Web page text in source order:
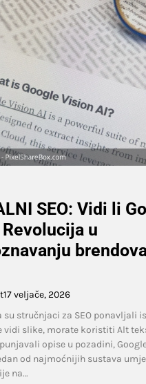
SEO: Vidi li
u
17 veljače, 2026
su stručnjaci za SEO ponavljali
vidi slike, morate koristiti Alt
opise u pozadini,
od najmoćnijih sustava
na…